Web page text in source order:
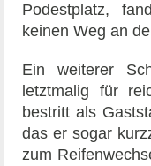
Podestplatz,
keinen Weg an
Ein weiterer
letztmalig für
bestritt als
das er sogar
zum